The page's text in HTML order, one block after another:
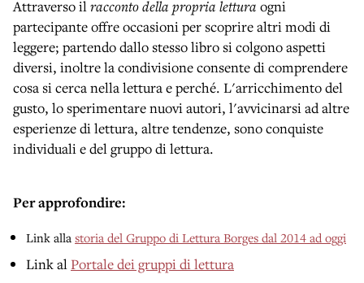
Attraverso ilracconto della propria lettura ogni
partecipante offre occasioni per scoprire altri modi di
leggere; partendo dallo stesso libro si colgono aspetti
diversi, inoltre la condivisione consente di comprendere
cosa si cerca nella lettura e perché. L'arricchimento del
gusto, lo sperimentare nuovi autori, l'avvicinarsi ad altre
esperienze di lettura, altre tendenze, sono conquiste
individuali e del gruppo di lettura.
Per approfondire:
Link alla storia del Gruppo di Lettura Borges dal 2014 ad oggi
Link alPortale dei gruppi di lettura